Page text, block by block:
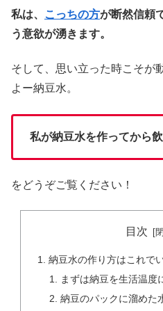
私は、 こっちの方が断然信頼
う意欲が湧きます。
そして、思い立った時こそが
よー納豆水。
私が納豆水を作ってから
をどうぞご覧ください！
目次
納豆水の作り方はこれで
まずは納豆を生活温度
納豆のパックに溜めた